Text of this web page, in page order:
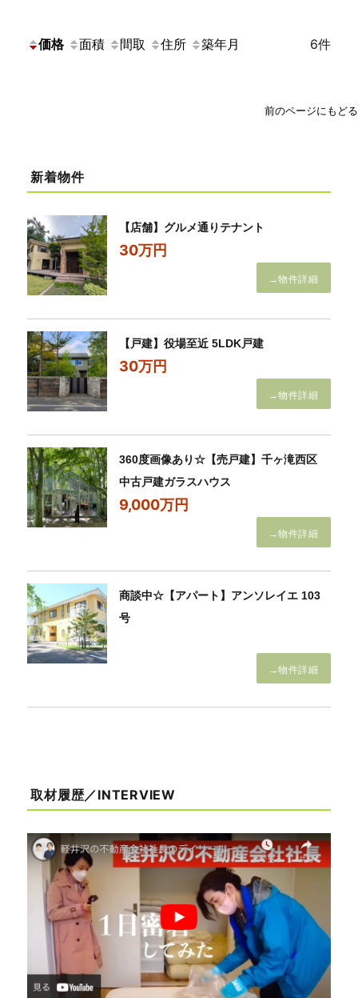
価格 面積 間取 住所 築年月 6件
前のページにもどる
新着物件
【店舗】グルメ通りテナント
30万円
→物件詳細
【戸建】役場至近 5LDK戸建
30万円
→物件詳細
360度画像あり☆【売戸建】千ヶ滝西区
中古戸建ガラスハウス
9,000万円
→物件詳細
商談中☆【アパート】アンソレイエ 103
号
→物件詳細
取材履歴／INTERVIEW